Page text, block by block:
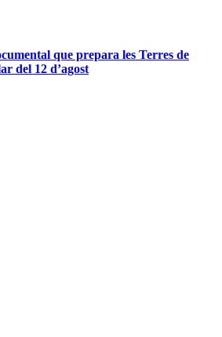
que prepara les Terres de
del 12 d’agost